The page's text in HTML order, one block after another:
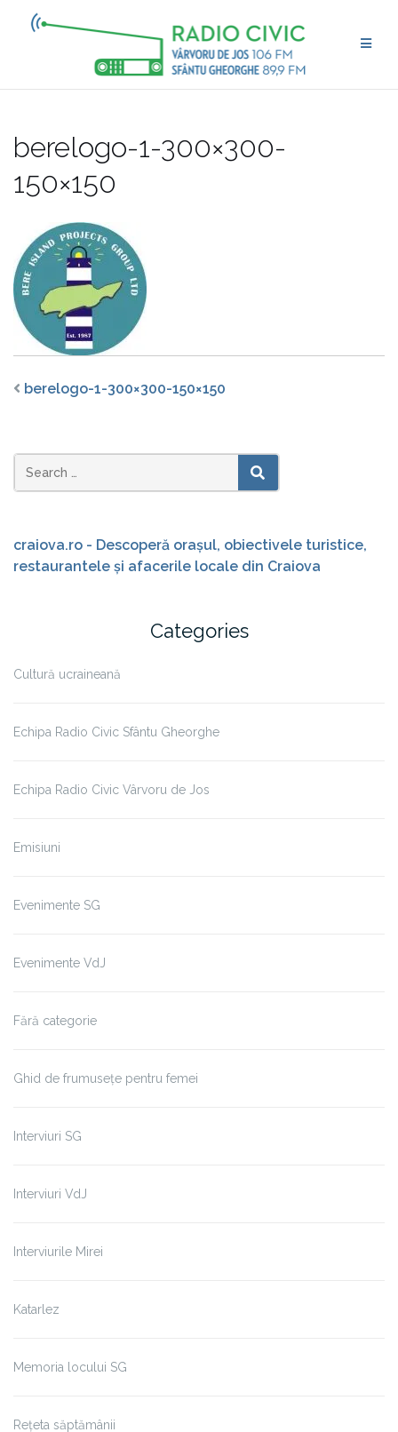
berelogo-1-300×300-
150×150
berelogo-1-300×300-150×150
Search
for:
SEARCH
craiova.ro - Descoperă orașul, obiectivele turistice,
restaurantele și afacerile locale din Craiova
Categories
Cultură ucraineană
Echipa Radio Civic Sfântu Gheorghe
Echipa Radio Civic Vârvoru de Jos
Emisiuni
Evenimente SG
Evenimente VdJ
Fără categorie
Ghid de frumusețe pentru femei
Interviuri SG
Interviuri VdJ
Interviurile Mirei
Katarlez
Memoria locului SG
Rețeta săptămânii